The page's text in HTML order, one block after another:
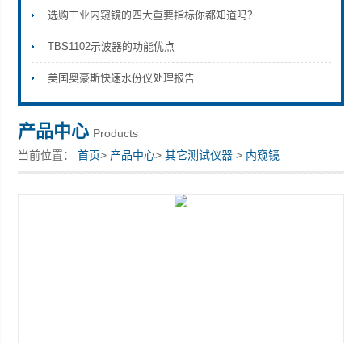
选购工业内窥镜的四大重要指标你都知道吗？
TBS1102示波器的功能优点
美国奥豪斯快速水份仪处理报告
产品中心 Products
当前位置：首页> 产品中心>其它测试仪器 > 内窥镜